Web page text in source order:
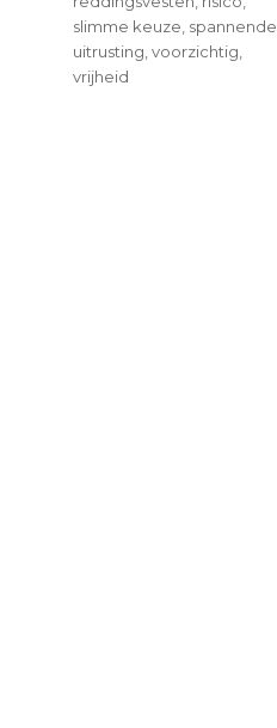
slimme keuze spannende
uitrusting ,voorzichtig
vrijheid